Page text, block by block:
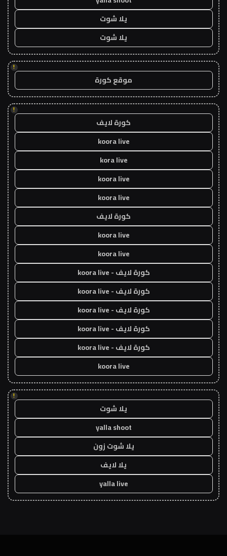
يلا شوت
يلا شوت
!
موقع كورة
!
كورة لايف
koora live
kora live
koora live
koora live
كورة لايف
koora live
koora live
كورة لايف - koora live
كورة لايف - koora live
كورة لايف - koora live
كورة لايف - koora live
كورة لايف - koora live
koora live
!
يلا شوت
yalla shoot
يلا شوت زون
يلا لايف
yalla live